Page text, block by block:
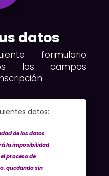
datos
formulario
los campos
datos:
de los datos
la imposibilidad
proceso de
quedando sin